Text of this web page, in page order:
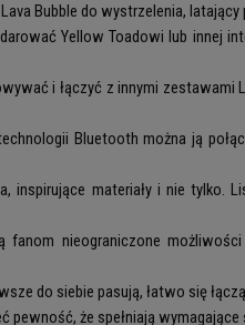
Bubble do wystrzelenia, latający
Yellow Toadowi lub innej
i łączyć z innymi
Bluetooth można ją
materiały i nie tylko.
nieograniczone
do siebie pasują, łatwo się
pewność, że spełniają